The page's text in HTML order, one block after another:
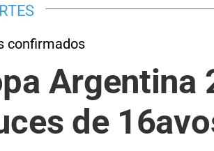
confirmados
Argentina
de